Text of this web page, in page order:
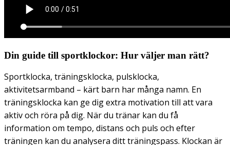
Din guide till sportklockor: Hur väljer man rätt?
Sportklocka, träningsklocka, pulsklocka,
aktivitetsarmband – kärt barn har många namn. En
träningsklocka kan ge dig extra motivation till att vara
aktiv och röra på dig. När du tränar kan du få
information om tempo, distans och puls och efter
träningen kan du analysera ditt träningspass. Klockan är